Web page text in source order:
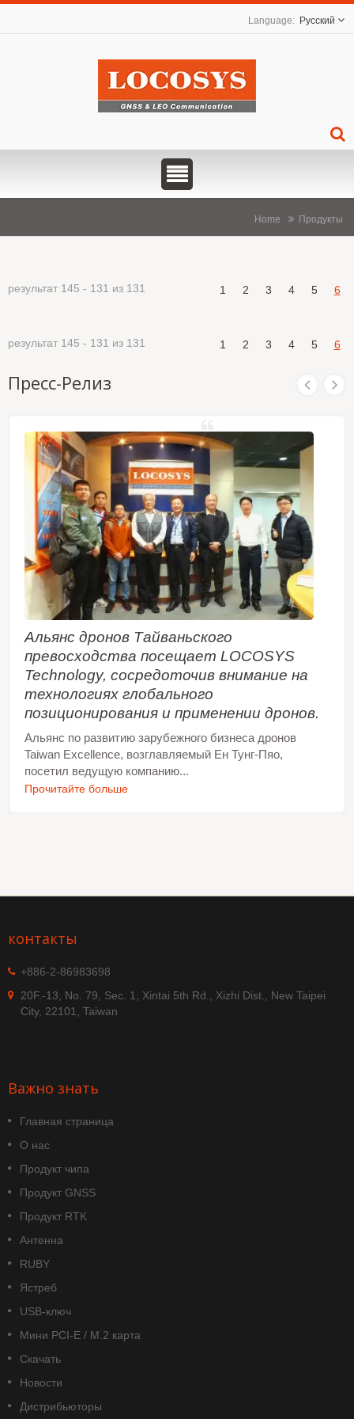
Русский
Home Продукты
результат 145 - 131 из 131 1 2 3 4 5 6
результат 145 - 131 из 131 1 2 3 4 5 6
Пресс-Релиз
Альянс дронов Тайваньского
превосходства посещает LOCOSYS
Technology, сосредоточив внимание на
технологиях глобального
позиционирования и применении дронов.
Альянс по развитию зарубежного бизнеса дронов
Taiwan Excellence, возглавляемый Ен Тунг-Пяо,
посетил ведущую компанию...
Прочитайте больше
контакты
+886-2-86983698
20F.-13, No. 79, Sec. 1, Xintai 5th Rd., Xizhi Dist., New Taipei
City, 22101, Taiwan
Важно знать
Главная страница
О нас
Продукт чипа
Продукт GNSS
Продукт RTK
Антенна
RUBY
Ястреб
USB-ключ
Мини PCI-E / M.2 карта
Скачать
Новости
Дистрибьюторы